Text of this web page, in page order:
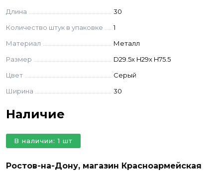
Длина
30
Количество штук в упаковке
1
Материал
Металл
Размер
D29.5x H29x H75.5
Цвет
Серый
Ширина
30
Наличие
Ростов-на-Дону, магазин Красноармейская
В наличии: 1 шт